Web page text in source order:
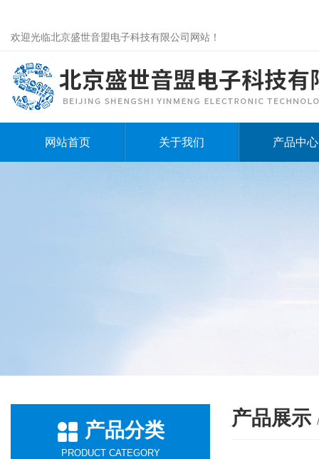
欢迎光临北京盛世音盟电子科技有限公司网站！
网站首页 关于我们 产品中心
产品分类
PRODUCT CATEGORY
产品展示